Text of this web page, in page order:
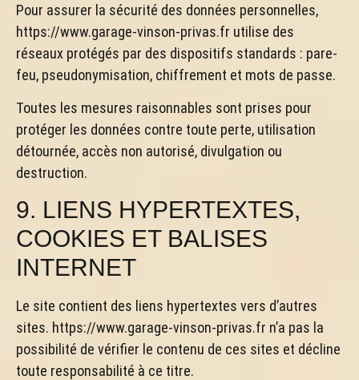
Pour assurer la sécurité des données personnelles,
https://www.garage-vinson-privas.fr utilise des
réseaux protégés par des dispositifs standards : pare-
feu, pseudonymisation, chiffrement et mots de passe.
Toutes les mesures raisonnables sont prises pour
protéger les données contre toute perte, utilisation
détournée, accès non autorisé, divulgation ou
destruction.
9. LIENS HYPERTEXTES,
COOKIES ET BALISES
INTERNET
Le site contient des liens hypertextes vers d’autres
sites. https://www.garage-vinson-privas.fr n’a pas la
possibilité de vérifier le contenu de ces sites et décline
toute responsabilité à ce titre.